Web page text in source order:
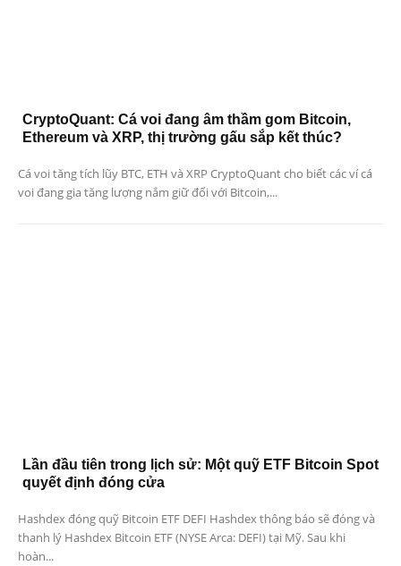
CryptoQuant: Cá voi đang âm thầm gom Bitcoin,
Ethereum và XRP, thị trường gấu sắp kết thúc?
Cá voi tăng tích lũy BTC, ETH và XRP CryptoQuant cho biết các ví cá
voi đang gia tăng lượng nắm giữ đối với Bitcoin,...
Lần đầu tiên trong lịch sử: Một quỹ ETF Bitcoin Spot
quyết định đóng cửa
Hashdex đóng quỹ Bitcoin ETF DEFI Hashdex thông báo sẽ đóng và
thanh lý Hashdex Bitcoin ETF (NYSE Arca: DEFI) tại Mỹ. Sau khi
hoàn...